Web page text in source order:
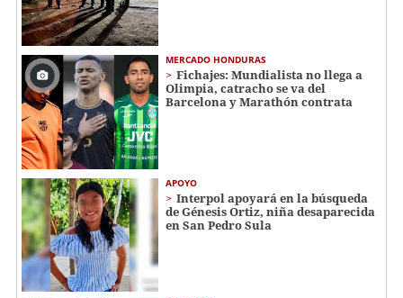
MERCADO HONDURAS
Fichajes: Mundialista no llega a
Olimpia, catracho se va del
Barcelona y Marathón contrata
APOYO
Interpol apoyará en la búsqueda
de Génesis Ortiz, niña desaparecida
en San Pedro Sula